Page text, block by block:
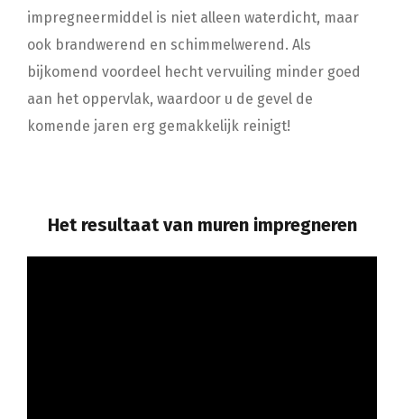
impregneermiddel is niet alleen waterdicht, maar
ook brandwerend en schimmelwerend. Als
bijkomend voordeel hecht vervuiling minder goed
aan het oppervlak, waardoor u de gevel de
komende jaren erg gemakkelijk reinigt!
Het resultaat van muren impregneren